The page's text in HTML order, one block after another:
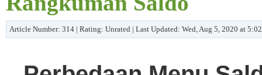
Article Number: 314 | Rating: Unrated | Last Updated: Wed, Aug 5, 2020 at